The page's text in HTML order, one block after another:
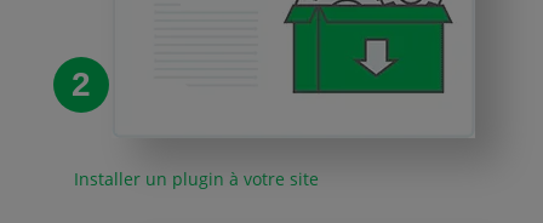
2
Installer un plugin à votre site